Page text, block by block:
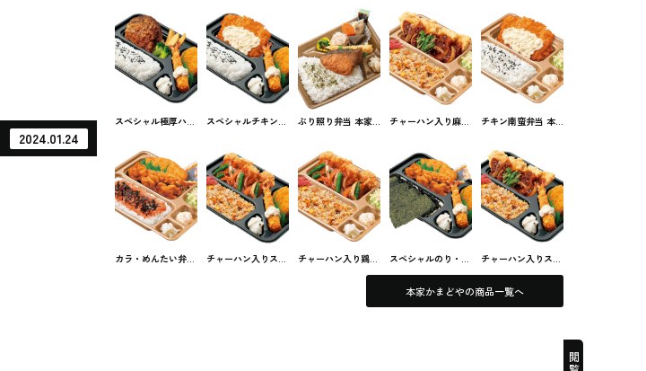
2024.01.24
スペシャル極厚ハン
まどやのお弁当
スペシャルチキン南
やのお弁当
ぶり照り弁当 本家
チャーハン入り麻婆
家かまどやのお弁当
チキン南蛮弁当 本
カラ・めんたい弁当
チャーハン入りスペ
チャーハン入り鶏の
甘酢あんかけ弁当
スペシャルのり・カ
ラ弁当 本家かまど
やのお弁当
チャーハン入りスペ
シャル麻婆チキン竜
田弁当 本家かまど
本家かまどやの商品一覧へ